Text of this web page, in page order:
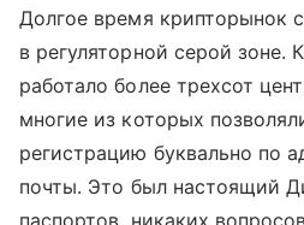
Долгое время крипторынок
в регуляторной серой зоне.
работало более трехсот
многие из которых
регистрацию буквально по
почты. Это был настоящий
паспортов, никаких